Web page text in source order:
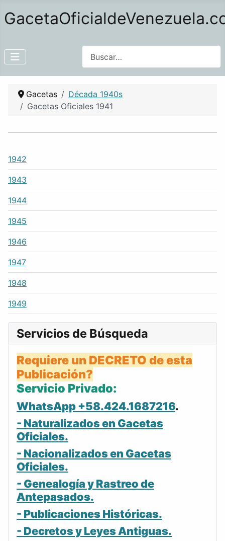
Gacetas
Década 1940s
Gacetas Oficiales 1941
1942
1943
1944
1945
1946
1947
1948
1949
Servicios de Búsqueda
Requiere un DECRETO de esta
Publicación?
Servicio Privado:
WhatsApp +58.424.1687216.
- Naturalizados en Gacetas
Oficiales.
- Nacionalizados en Gacetas
Oficiales.
- Genealogía y Rastreo de
Antepasados.
- Publicaciones Históricas.
- Decretos y Leyes Antiguas.